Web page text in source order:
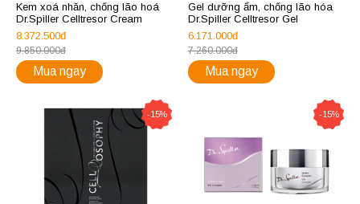
Kem xoá nhăn, chống lão hoá
Dr.Spiller Celltresor Cream
8.372.500đ
9.850.000đ
Mua ngay
Gel dưỡng ẩm, chống lão hóa
Dr.Spiller Celltresor Gel
6.171.000đ
7.260.000đ
Mua ngay
-15% -15%